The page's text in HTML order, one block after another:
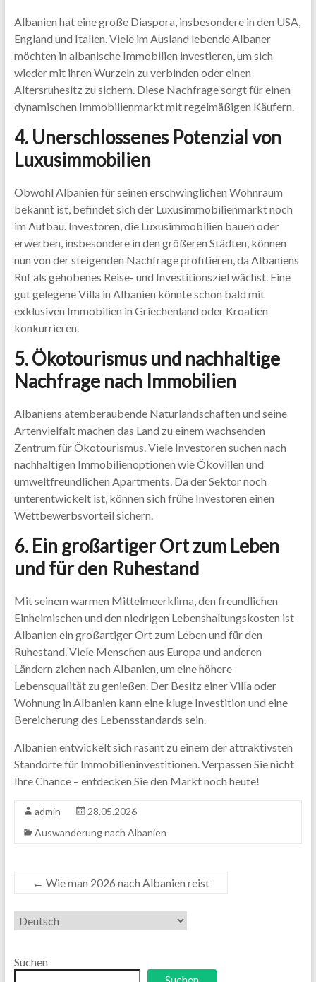
Albanien hat eine große Diaspora, insbesondere in den USA,
England und Italien. Viele im Ausland lebende Albaner
möchten in albanische Immobilien investieren, um sich
wieder mit ihren Wurzeln zu verbinden oder einen
Altersruhesitz zu sichern. Diese Nachfrage sorgt für einen
dynamischen Immobilienmarkt mit regelmäßigen Käufern.
4. Unerschlossenes Potenzial von
Luxusimmobilien
Obwohl Albanien für seinen erschwinglichen Wohnraum
bekannt ist, befindet sich der Luxusimmobilienmarkt noch
im Aufbau. Investoren, die Luxusimmobilien bauen oder
erwerben, insbesondere in den größeren Städten, können
nun von der steigenden Nachfrage profitieren, da Albaniens
Ruf als gehobenes Reise- und Investitionsziel wächst. Eine
gut gelegene Villa in Albanien könnte schon bald mit
exklusiven Immobilien in Griechenland oder Kroatien
konkurrieren.
5. Ökotourismus und nachhaltige
Nachfrage nach Immobilien
Albaniens atemberaubende Naturlandschaften und seine
Artenvielfalt machen das Land zu einem wachsenden
Zentrum für Ökotourismus. Viele Investoren suchen nach
nachhaltigen Immobilienoptionen wie Ökovillen und
umweltfreundlichen Apartments. Da der Sektor noch
unterentwickelt ist, können sich frühe Investoren einen
Wettbewerbsvorteil sichern.
6. Ein großartiger Ort zum Leben
und für den Ruhestand
Mit seinem warmen Mittelmeerklima, den freundlichen
Einheimischen und den niedrigen Lebenshaltungskosten ist
Albanien ein großartiger Ort zum Leben und für den
Ruhestand. Viele Menschen aus Europa und anderen
Ländern ziehen nach Albanien, um eine höhere
Lebensqualität zu genießen. Der Besitz einer Villa oder
Wohnung in Albanien kann eine kluge Investition und eine
Bereicherung des Lebensstandards sein.
Albanien entwickelt sich rasant zu einem der attraktivsten
Standorte für Immobilieninvestitionen. Verpassen Sie nicht
Ihre Chance – entdecken Sie den Markt noch heute!
admin
28.05.2026
Auswanderung nach Albanien
← Wie man 2026 nach Albanien reist
Sprache
auswählen
Suchen